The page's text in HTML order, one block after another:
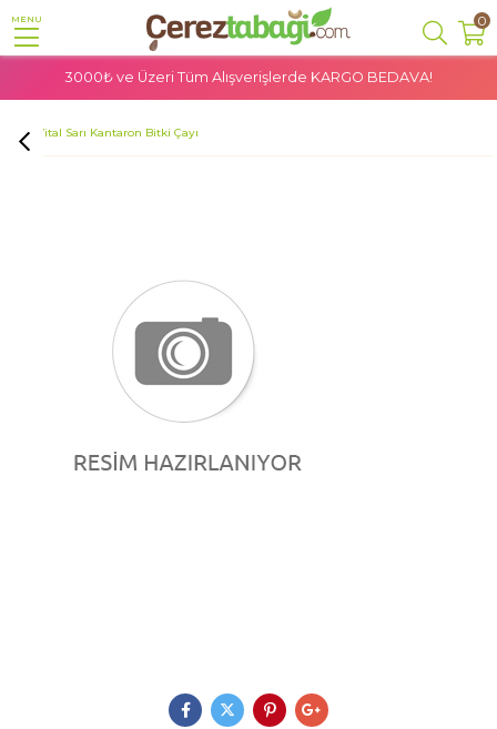
MENU 0
3000₺ ve Üzeri Tüm Alışverişlerde KARGO BEDAVA!
Bitkisel Ürünler
Aksu Vital Sarı Kantaron Bitki Çayı